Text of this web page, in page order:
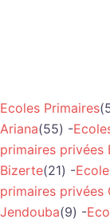
Ecoles Primaires
Ariana(55) -
primaires privées
Bizerte(21) -
primaires privées
Jendouba(9) -